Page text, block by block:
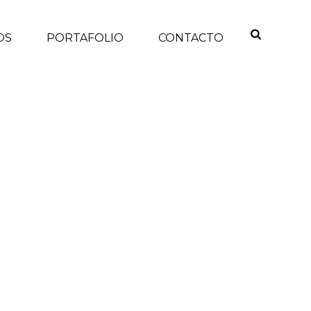
PORTAFOLIO CONTACTO